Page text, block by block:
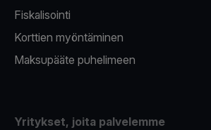
Fiskalisointi
Korttien myöntäminen
Maksupääte puhelimeen
Yritykset, joita palvelemme